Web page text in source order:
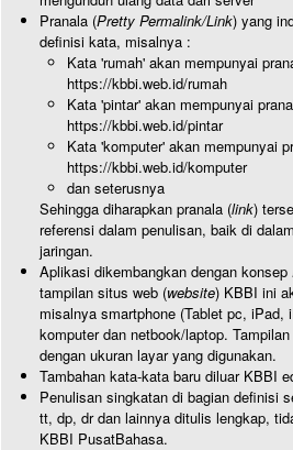
Pranala (Pretty Permalink/Link) yang
definisi kata, misalnya :
Kata 'rumah' akan mempunyai
https://kbbi.web.id/rumah
Kata 'pintar' akan mempunyai
https://kbbi.web.id/pintar
Kata 'komputer' akan mempunyai
https://kbbi.web.id/komputer
dan seterusnya
Sehingga diharapkan pranala (link)
referensi dalam penulisan, baik di
jaringan.
Aplikasi dikembangkan dengan konsep
tampilan situs web (website) KBBI ini
misalnya smartphone (Tablet pc, iPad,
komputer dan netbook/laptop.
dengan ukuran layar yang digunakan.
Tambahan kata-kata baru diluar KBBI
Penulisan singkatan di bagian definisi
tt, dp, dr dan lainnya ditulis lengkap,
KBBI PusatBahasa.